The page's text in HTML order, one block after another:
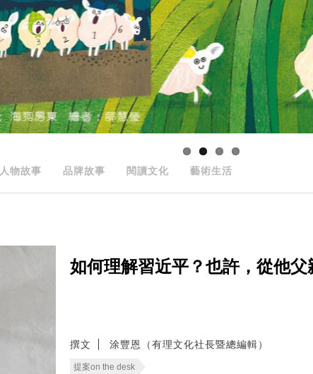
人物故事 品牌故事 閱讀文化 藝術生活
如何理解習近平？也許，從他
撰文 涂豐恩（有理文化社長暨總編輯）
提案on the desk